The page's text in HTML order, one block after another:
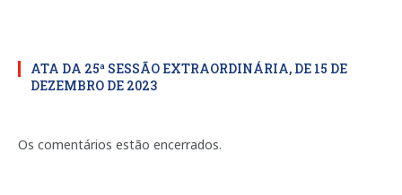
ATA DA 25ª SESSÃO EXTRAORDINÁRIA, DE 15 DE
DEZEMBRO DE 2023
Os comentários estão encerrados.